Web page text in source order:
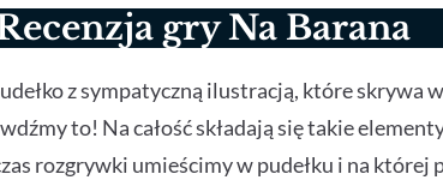
gry Na Barana
z sympatyczną ilustracją, które skrywa
to! Na całość składają się takie
rozgrywki umieścimy w pudełku i na której